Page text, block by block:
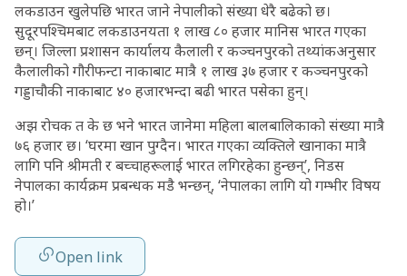
लकडाउन खुलेपछि भारत जाने नेपालीको संख्या धेरै बढेको छ।
सुदूरपश्चिमबाट लकडाउनयता १ लाख ८० हजार मानिस भारत गएका
छन्। जिल्ला प्रशासन कार्यालय कैलाली र कञ्चनपुरको तथ्यांकअनुसार
कैलालीको गौरीफन्टा नाकाबाट मात्रै १ लाख ३७ हजार र कञ्चनपुरको
गड्डाचौकी नाकाबाट ४० हजारभन्दा बढी भारत पसेका हुन्।
अझ रोचक त के छ भने भारत जानेमा महिला बालबालिकाको संख्या मात्रै
७६ हजार छ। ‘घरमा खान पुग्दैन। भारत गएका व्यक्तिले खानाका मात्रै
लागि पनि श्रीमती र बच्चाहरूलाई भारत लगिरहेका हुन्छन्’, निडस
नेपालका कार्यक्रम प्रबन्धक मडै भन्छन्, ‘नेपालका लागि यो गम्भीर विषय
हो।’
Open link